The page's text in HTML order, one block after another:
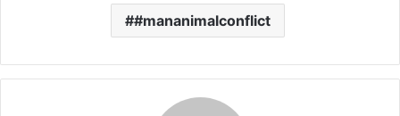
#mananimalconflict